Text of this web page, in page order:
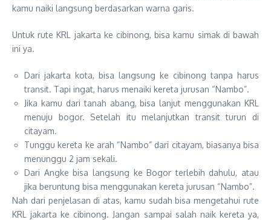
kamu naiki langsung berdasarkan warna garis.
Untuk rute KRL jakarta ke cibinong, bisa kamu simak di bawah
ini ya.
Dari jakarta kota, bisa langsung ke cibinong tanpa harus
transit. Tapi ingat, harus menaiki kereta jurusan “Nambo”.
Jika kamu dari tanah abang, bisa lanjut menggunakan KRL
menuju bogor. Setelah itu melanjutkan transit turun di
citayam.
Tunggu kereta ke arah “Nambo” dari citayam, biasanya bisa
menunggu 2 jam sekali.
Dari Angke bisa langsung ke Bogor terlebih dahulu, atau
jika beruntung bisa menggunakan kereta jurusan “Nambo”.
Nah dari penjelasan di atas, kamu sudah bisa mengetahui rute
KRL jakarta ke cibinong. Jangan sampai salah naik kereta ya,